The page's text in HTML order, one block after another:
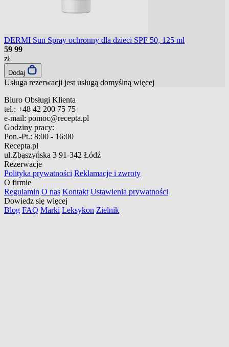
DERMI Sun Spray ochronny dla dzieci SPF 50, 125 ml
59 99
zł
Dodaj
Usługa rezerwacji jest usługą domyślną więcej
Biuro Obsługi Klienta
tel.: +48 42 200 75 75
e-mail: pomoc@recepta.pl
Godziny pracy:
Pon.-Pt.: 8:00 - 16:00
Recepta.pl
ul.Zbąszyńska 3 91-342 Łódź
Rezerwacje
Polityka prywatności Reklamacje i zwroty
O firmie
Regulamin O nas Kontakt Ustawienia prywatności
Dowiedz się więcej
Blog FAQ Marki Leksykon Zielnik